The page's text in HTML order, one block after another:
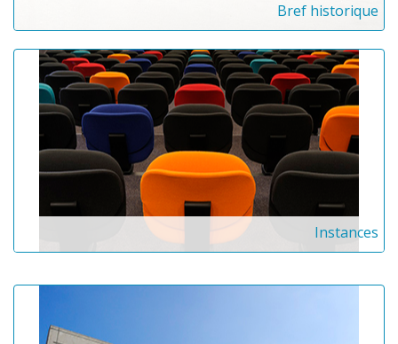
Bref historique
Instances